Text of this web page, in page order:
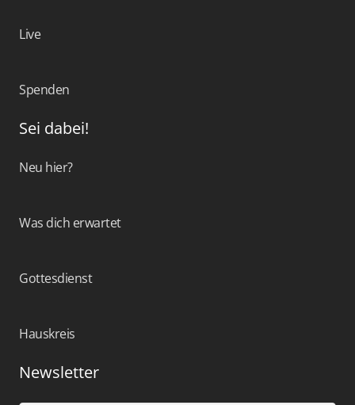
Live
Spenden
Sei dabei!
Neu hier?
Was dich erwartet
Gottesdienst
Hauskreis
Newsletter